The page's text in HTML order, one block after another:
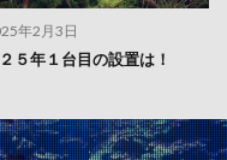
年2月3日
５年１台目の設置は！